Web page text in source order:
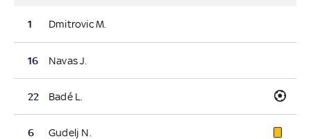
1 Dmitrovic M.
16 Navas J.
22 Badé L.
6 Gudelj N.